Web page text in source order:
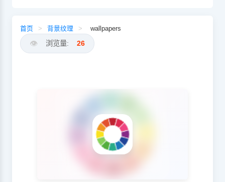
首页 > 背景纹理 > wallpapers
👁️ 浏览量: 26